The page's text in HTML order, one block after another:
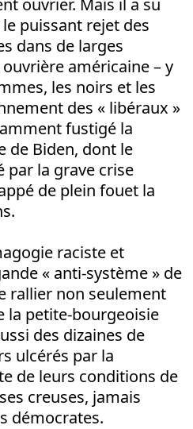
ouvrier. Mais il a su
puissant rejet des
dans de larges
américaine – y
les noirs et les
des « libéraux »
fustigé la
de Biden, dont le
par la grave crise
de plein fouet la
raciste et
« anti-système » de
rallier non seulement
la petite-bourgeoisie
des dizaines de
ulcérés par la
de leurs conditions de
creuses, jamais
démocrates.